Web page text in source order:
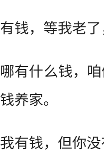
有钱，等我老
哪有什么钱，
钱养家。
我有钱，但你没